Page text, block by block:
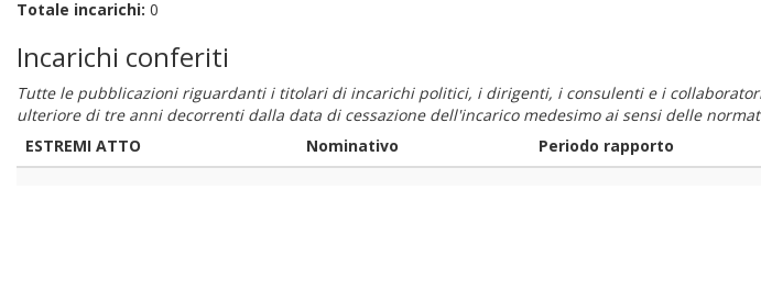
Totale incarichi: 0
Incarichi conferiti
Tutte le pubblicazioni riguardanti i titolari di incarichi politici, i dirigenti, i consulenti e i
ulteriore di tre anni decorrenti dalla data di cessazione dell'incarico medesimo ai sensi delle
ESTREMI ATTO
Nominativo Periodo rapporto